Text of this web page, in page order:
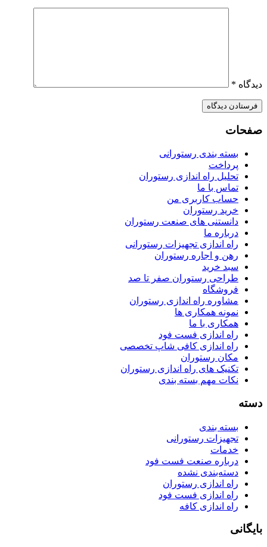
*
بسته بندی رستورانی
پرداخت
تحلیل راه اندازی رستوران
تماس با ما
حساب کاربری من
خرید رستوران
دانستنی های صنعت رستوران
درباره ما
راه اندازی تجهیزات رستورانی
رهن و اجاره رستوران
سبد خرید
طراحی رستوران صفر تا صد
فروشگاه
مشاوره راه اندازی رستوران
نمونه همکاری ها
همکاری با ما
راه اندازی فست فود
راه اندازی کافی شاپ تخصصی
مکان رستوران
تکنیک های راه اندازی رستوران
نکات مهم بسته بندی
بسته بندی
تجهیزات رستورانی
خدمات
درباره صنعت فست فود
دسته‌بندی نشده
راه اندازی رستوران
راه اندازی فست فود
راه اندازی کافه